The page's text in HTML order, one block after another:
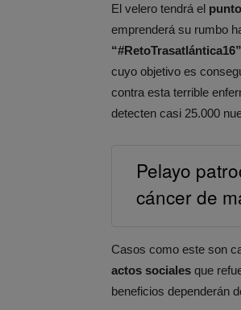
El velero tendrá el
emprenderá su rumbo
“#RetoTrasatlántica16”
cuyo objetivo es
contra esta terrible
detecten casi 25.000
Pelayo
cáncer de
Casos como este son
actos sociales que
beneficios dependerán